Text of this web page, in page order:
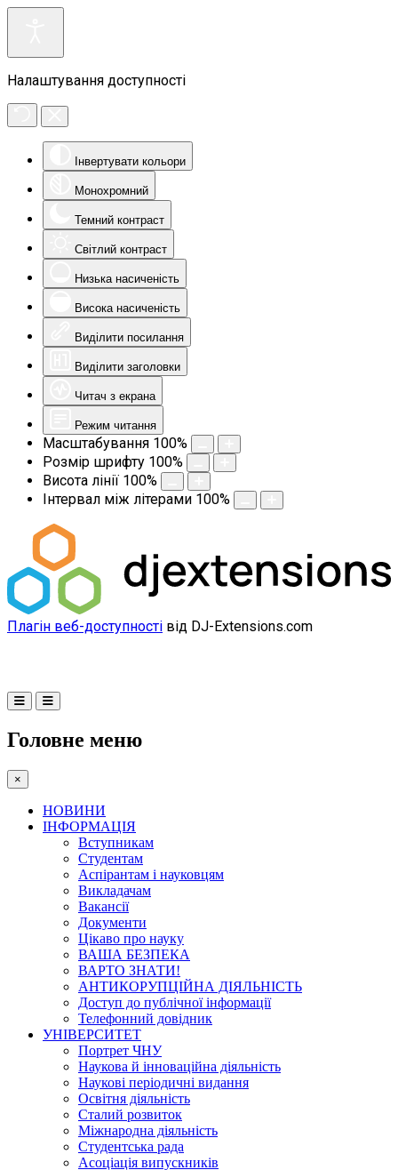
Налаштування доступності
Інвертувати кольори
Монохромний
Темний контраст
Світлий контраст
Низька насиченість
Висока насиченість
Виділити посилання
Виділити заголовки
Читач з екрана
Режим читання
Масштабування 100%
Розмір шрифту 100%
Висота лінії 100%
Інтервал між літерами 100%
Плагін веб-доступності від DJ-Extensions.com
Головне меню
×
НОВИНИ
ІНФОРМАЦІЯ
Вступникам
Студентам
Аспірантам і науковцям
Викладачам
Вакансії
Документи
Цікаво про науку
ВАША БЕЗПЕКА
ВАРТО ЗНАТИ!
АНТИКОРУПЦІЙНА ДІЯЛЬНІСТЬ
Доступ до публічної інформації
Телефонний довідник
УНІВЕРСИТЕТ
Портрет ЧНУ
Наукова й інноваційна діяльність
Наукові періодичні видання
Освітня діяльність
Сталий розвиток
Міжнародна діяльність
Студентська рада
Асоціація випускників